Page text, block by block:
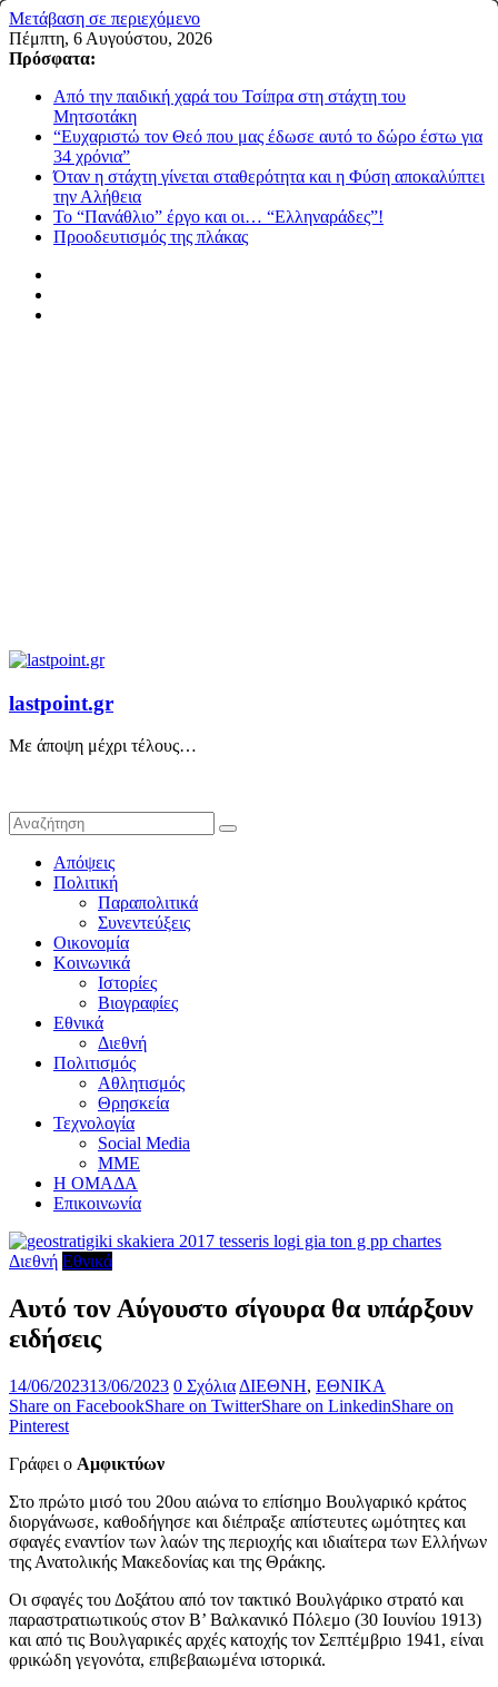
Μετάβαση σε περιεχόμενο
Πέμπτη, 6 Αυγούστου, 2026
Πρόσφατα:
Από την παιδική χαρά του Τσίπρα στη στάχτη του
Μητσοτάκη
“Ευχαριστώ τον Θεό που μας έδωσε αυτό το δώρο έστω για
34 χρόνια”
Όταν η στάχτη γίνεται σταθερότητα και η Φύση αποκαλύπτει
την Αλήθεια
Το “Πανάθλιο” έργο και οι… “Ελληναράδες”!
Προοδευτισμός της πλάκας
lastpoint.gr
Με άποψη μέχρι τέλους…
Απόψεις
Πολιτική
Παραπολιτικά
Συνεντεύξεις
Οικονομία
Κοινωνικά
Ιστορίες
Βιογραφίες
Εθνικά
Διεθνή
Πολιτισμός
Αθλητισμός
Θρησκεία
Τεχνολογία
Social Media
ΜΜΕ
Η ΟΜΑΔΑ
Επικοινωνία
Διεθνή Εθνικά
Αυτό τον Αύγουστο σίγουρα θα υπάρξουν
ειδήσεις
14/06/202313/06/2023 0 Σχόλια ΔΙΕΘΝΗ, ΕΘΝΙΚΑ
Share on FacebookShare on TwitterShare on LinkedinShare on
Pinterest
Γράφει ο Αμφικτύων
Στο πρώτο μισό του 20ου αιώνα το επίσημο Βουλγαρικό κράτος
διοργάνωσε, καθοδήγησε και διέπραξε απίστευτες ωμότητες και
σφαγές εναντίον των λαών της περιοχής και ιδιαίτερα των Ελλήνων
της Ανατολικής Μακεδονίας και της Θράκης.
Οι σφαγές του Δοξάτου από τον τακτικό Βουλγάρικο στρατό και
παραστρατιωτικούς στον Β’ Βαλκανικό Πόλεμο (30 Ιουνίου 1913)
και από τις Βουλγαρικές αρχές κατοχής τον Σεπτέμβριο 1941, είναι
φρικώδη γεγονότα, επιβεβαιωμένα ιστορικά.